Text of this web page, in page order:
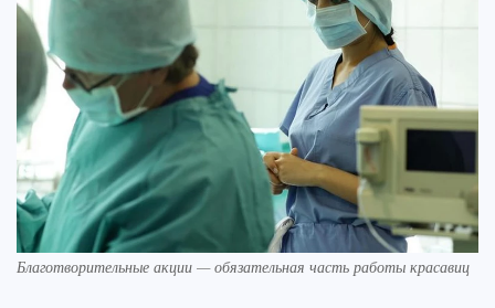
Благотворительные акции — обязательная часть работы красавиц